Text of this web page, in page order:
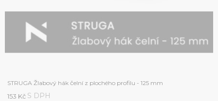
STRUGA Žlabový hák čelní z plochého profilu - 125 mm
153 Kč S DPH